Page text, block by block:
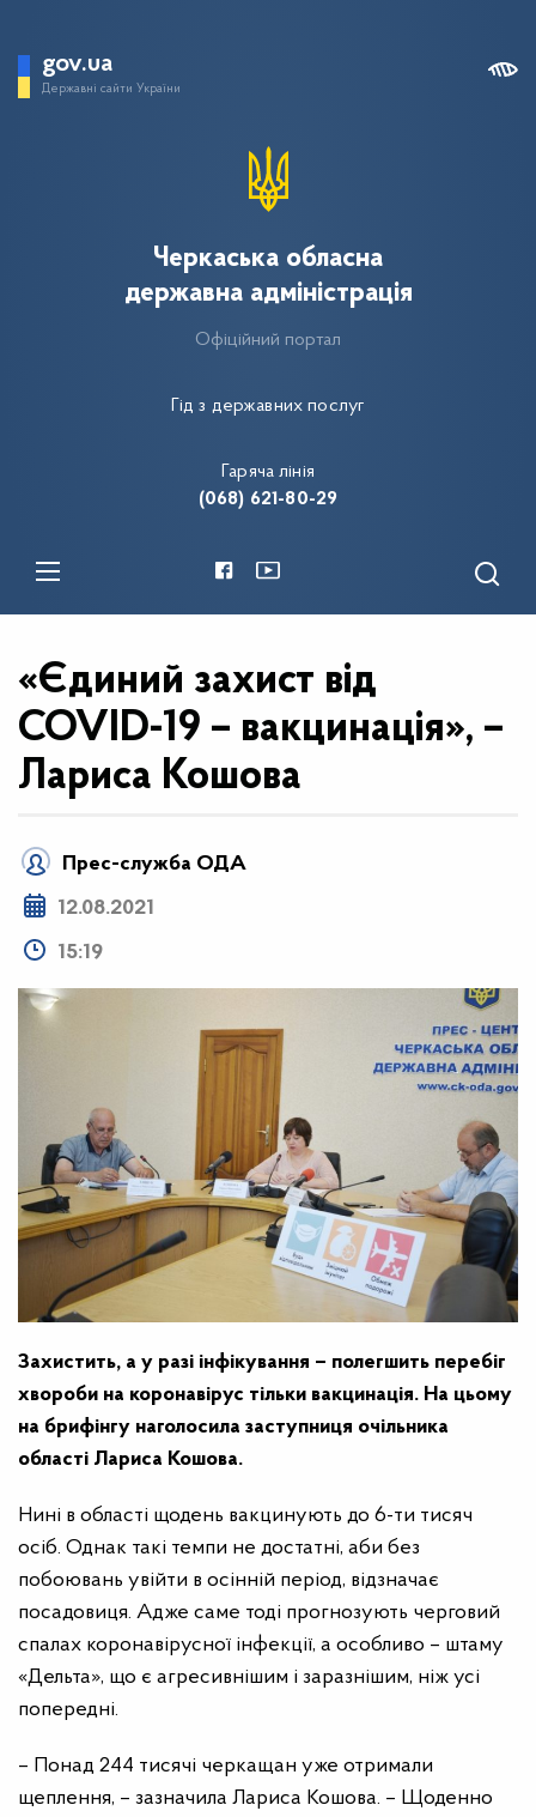
gov.ua
Державні сайти України
Гід з державних послуг
Черкаська обласна
державна адміністрація
Офіційний портал
Гаряча лінія
(068) 621-80-29
«Єдиний захист від
COVID-19 – вакцинація», –
Лариса Кошова
Прес-служба ОДА
12.08.2021
15:19
Захистить, а у разі інфікування – полегшить перебіг
хвороби на коронавірус тільки вакцинація. На цьому
на брифінгу наголосила заступниця очільника
області Лариса Кошова.
Нині в області щодень вакцинують до 6-ти тисяч
осіб. Однак такі темпи не достатні, аби без
побоювань увійти в осінній період, відзначає
посадовиця. Адже саме тоді прогнозують черговий
спалах коронавірусної інфекції, а особливо – штаму
«Дельта», що є агресивнішим і заразнішим, ніж усі
попередні.
– Понад 244 тисячі черкащан уже отримали
щеплення, – зазначила Лариса Кошова. – Щоденно